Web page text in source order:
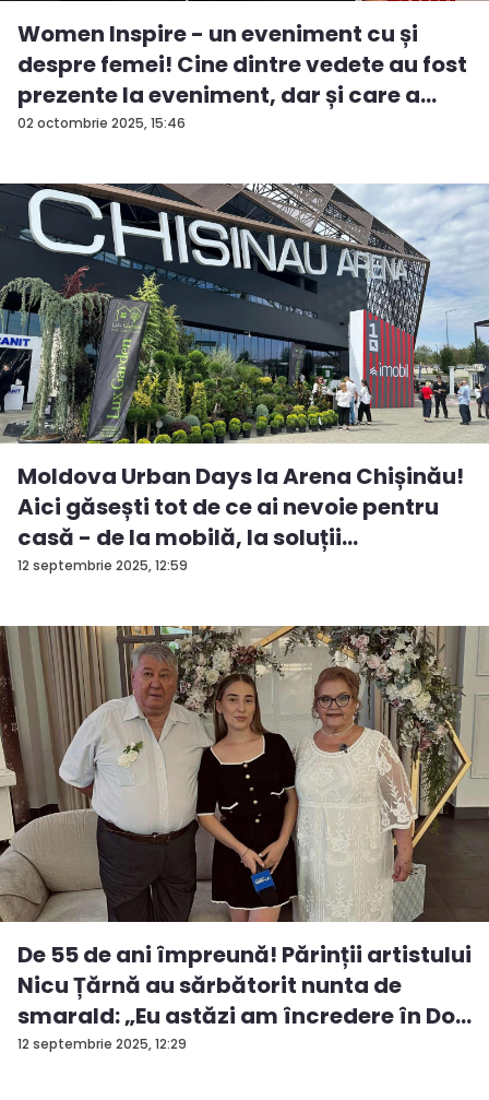
02 octombrie 2025, 15:46
Women Inspire - un eveniment cu și
despre femei! Cine dintre vedete au fost
prezente la eveniment, dar și care a
fos...
12 septembrie 2025, 12:59
Moldova Urban Days la Arena Chișinău!
Aici găsești tot de ce ai nevoie pentru
casă - de la mobilă, la soluții
ingenioas...
12 septembrie 2025, 12:29
De 55 de ani împreună! Părinții artistului
Nicu Țărnă au sărbătorit nunta de
smarald: „Eu astăzi am încredere în Do...